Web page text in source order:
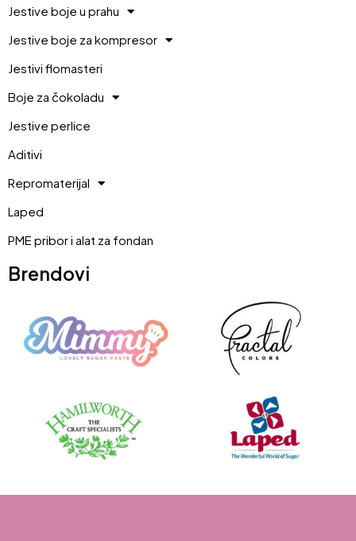
Jestive boje u prahu
Jestive boje za kompresor
Jestivi flomasteri
Boje za čokoladu
Jestive perlice
Aditivi
Repromaterijal
Laped
PME pribor i alat za fondan
Brendovi